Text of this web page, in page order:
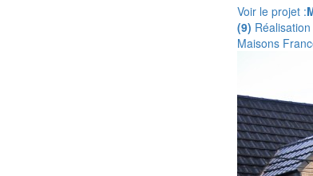
Voir le projet :
(9) Réalisation
Maisons